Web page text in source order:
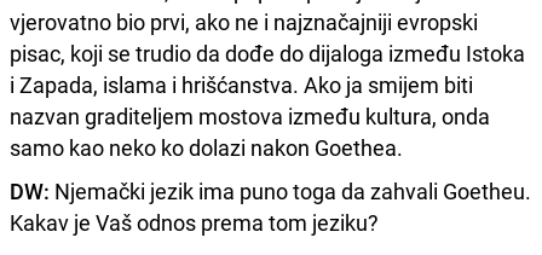
vjerovatno bio prvi, ako ne i najznačajniji evropski
pisac, koji se trudio da dođe do dijaloga između Istoka
i Zapada, islama i hrišćanstva. Ako ja smijem biti
nazvan graditeljem mostova između kultura, onda
samo kao neko ko dolazi nakon Goethea.
DW: Njemački jezik ima puno toga da zahvali Goetheu.
Kakav je Vaš odnos prema tom jeziku?